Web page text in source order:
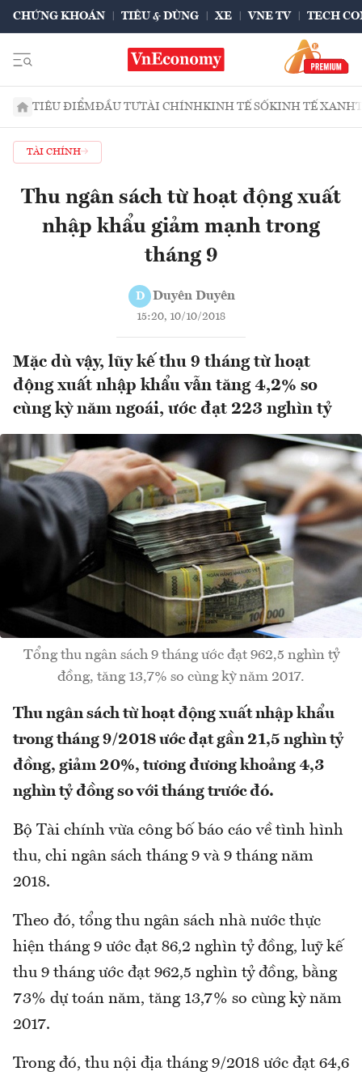
CHỨNG KHOÁN TIÊU & DÙNG XE VNE TV TECH
TIÊU ĐIỂMĐẦU TƯTÀI CHÍNHKINH TẾ SỐKINH TẾ XANH
TÀI CHÍNH
Thu ngân sách từ hoạt động xuất
nhập khẩu giảm mạnh trong
tháng 9
D Duyên Duyên
15:20, 10/10/2018
Mặc dù vậy, lũy kế thu 9 tháng từ hoạt
động xuất nhập khẩu vẫn tăng 4,2% so
cùng kỳ năm ngoái, ước đạt 223 nghìn tỷ
Tổng thu ngân sách 9 tháng ước đạt 962,5 nghìn tỷ
đồng, tăng 13,7% so cùng kỳ năm 2017.
Thu ngân sách từ hoạt động xuất nhập khẩu
trong tháng 9/2018 ước đạt gần 21,5 nghìn tỷ
đồng, giảm 20%, tương đương khoảng 4,3
nghìn tỷ đồng so với tháng trước đó.
Bộ Tài chính vừa công bố báo cáo về tình hình
thu, chi ngân sách tháng 9 và 9 tháng năm
2018.
Theo đó, tổng thu ngân sách nhà nước thực
hiện tháng 9 ước đạt 86,2 nghìn tỷ đồng, luỹ kế
thu 9 tháng ước đạt 962,5 nghìn tỷ đồng, bằng
73% dự toán năm, tăng 13,7% so cùng kỳ năm
2017.
Trong đó, thu nội địa tháng 9/2018 ước đạt 64,6